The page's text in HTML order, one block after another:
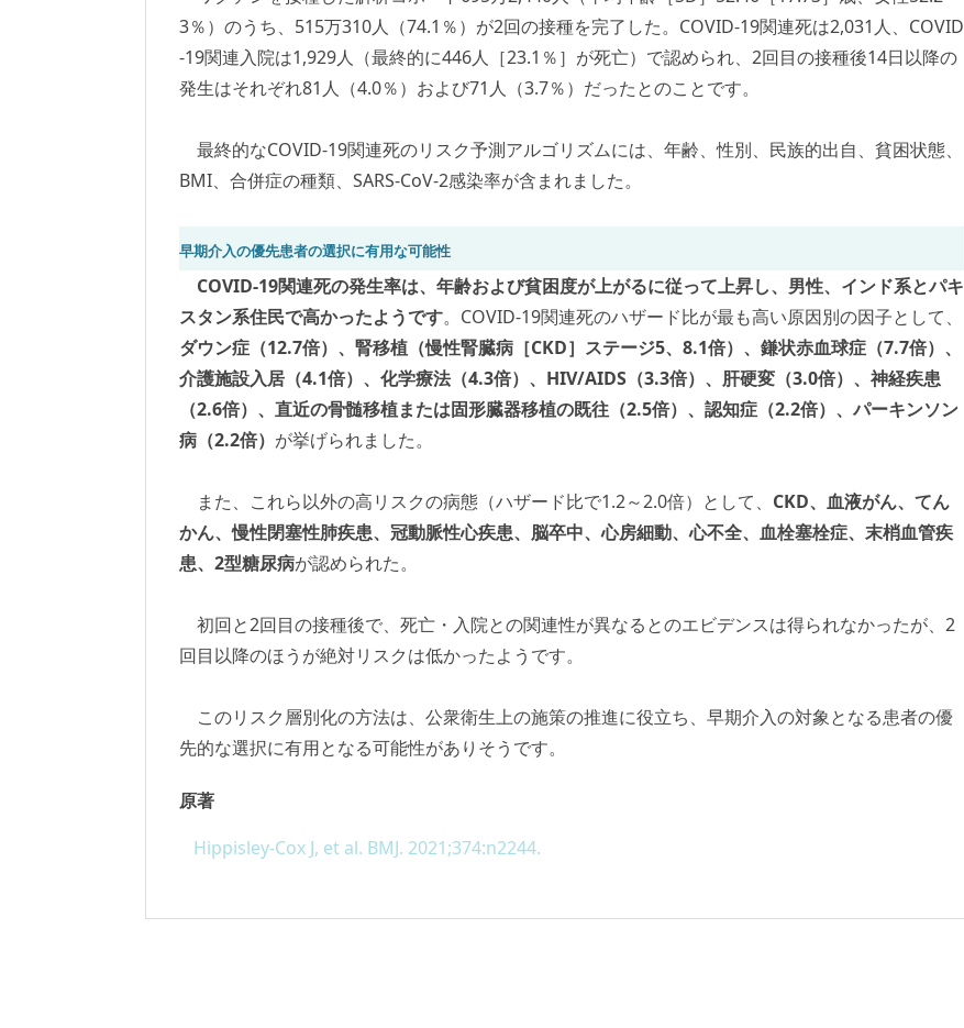
3％）のうち、515万310人（74.1％）が2回の接種を完了した。COVID-19関連死は2,031人、COVID
-19関連入院は1,929人（最終的に446人［23.1％］が死亡）で認められ、2回目の接種後14日以降の
発生はそれぞれ81人（4.0％）および71人（3.7％）だったとのことです。
最終的なCOVID-19関連死のリスク予測アルゴリズムには、年齢、性別、民族的出自、貧困状態、
BMI、合併症の種類、SARS-CoV-2感染率が含まれました。
早期介入の優先患者の選択に有用な可能性
COVID-19関連死の発生率は、年齢および貧困度が上がるに従って上昇し、男性、インド系とパキ
スタン系住民で高かったようです。COVID-19関連死のハザード比が最も高い原因別の因子として、
ダウン症（12.7倍）、腎移植（慢性腎臓病［CKD］ステージ5、8.1倍）、鎌状赤血球症（7.7倍）、
介護施設入居（4.1倍）、化学療法（4.3倍）、HIV/AIDS（3.3倍）、肝硬変（3.0倍）、神経疾患
（2.6倍）、直近の骨髄移植または固形臓器移植の既往（2.5倍）、認知症（2.2倍）、パーキンソン
病（2.2倍） が挙げられました。
また、これら以外の高リスクの病態（ハザード比で1.2～2.0倍）として、 CKD、血液がん、てん
かん、慢性閉塞性肺疾患、冠動脈性心疾患、脳卒中、心房細動、心不全、血栓塞栓症、末梢血管疾
患、2型糖尿病が認められた。
初回と2回目の接種後で、死亡・入院との関連性が異なるとのエビデンスは得られなかったが、2
回目以降のほうが絶対リスクは低かったようです。
このリスク層別化の方法は、公衆衛生上の施策の推進に役立ち、早期介入の対象となる患者の優
先的な選択に有用となる可能性がありそうです。
原著
Hippisley-Cox J, et al. BMJ. 2021;374:n2244.